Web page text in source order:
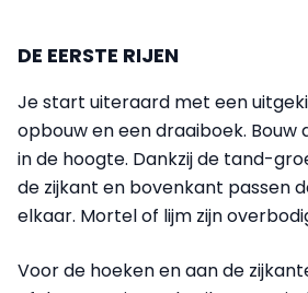
DE EERSTE RIJEN
Je start uiteraard met een
opbouw en een draaiboek. Bouw
in de hoogte. Dankzij de tand-
de zijkant en bovenkant passen
elkaar. Mortel of lijm zijn
Voor de hoeken en aan de